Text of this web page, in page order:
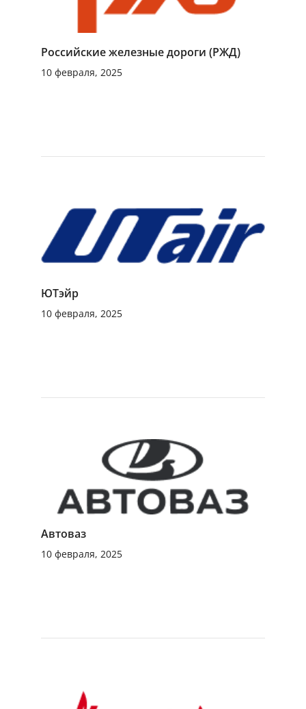
Российские железные дороги (РЖД)
10 февраля, 2025
ЮТэйр
10 февраля, 2025
Автоваз
10 февраля, 2025